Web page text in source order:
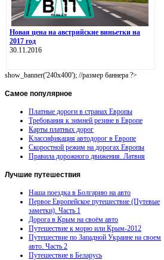
Новая цена на австрийские виньетки на
2017 год
30.11.2016
show_banner('240x400'); //размер баннера ?>
Самое популярное
Платные дороги в странах Европы
Требования к зимней резине в Европе
Карты платных дорог
Классификация автодорог в Европе
Скоростной режим на дорогах Европы
Правила дорожного движения. Латвия
Лучшие путешествия
Наша поездка в Болгарию на авто
Первое Европейское путешествие (Путевые
заметки). Часть 1
Дорога в Крым на своём авто
Путешествие к морю или Крым-2012
Путешествие по Западной Украине на своем
авто. Часть 2
Путешествие в Беларусь